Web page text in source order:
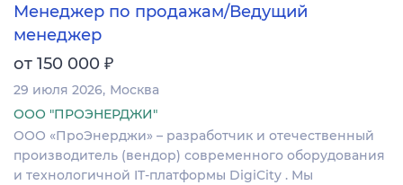
Менеджер по продажам/Ведущий
менеджер
от 150 000 ₽
29 июля 2026 Москва
ООО "ПРОЭНЕРДЖИ"
ООО «ПроЭнерджи» – разработчик и отечественный
производитель (вендор) современного оборудования
и технологичной IT-платформы DigiCity . Мы